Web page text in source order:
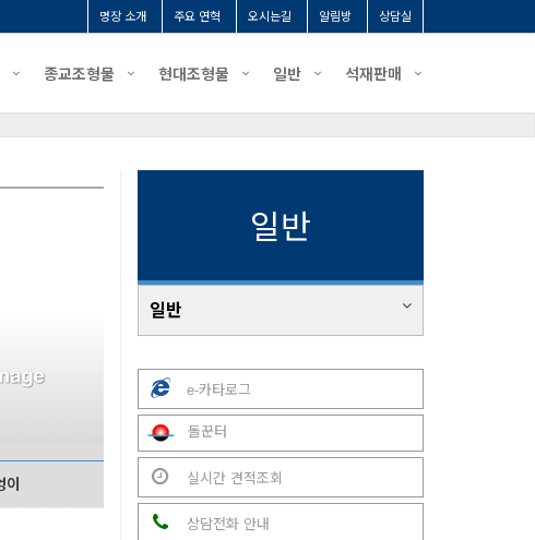
명장 소개 주요 연혁 오시는길 알림방 상담실
종교조형물 현대조형물 일반 석재판매
이
일반
일반
e-카타로그
돌꾼터
실시간 견적조회
상담전화 안내